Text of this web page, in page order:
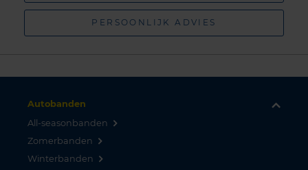
PERSOONLIJK ADVIES
Autobanden
All-seasonbanden
Zomerbanden
Winterbanden